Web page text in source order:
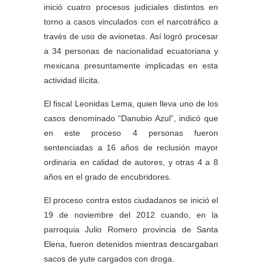
inició cuatro procesos judiciales distintos en
torno a casos vinculados con el narcotráfico a
través de uso de avionetas. Así logró procesar
a 34 personas de nacionalidad ecuatoriana y
mexicana presuntamente implicadas en esta
actividad ilícita.
El fiscal Leonidas Lema, quien lleva uno de los
casos denominado “Danubio Azul”, indicó que
en este proceso 4 personas fueron
sentenciadas a 16 años de reclusión mayor
ordinaria en calidad de autores, y otras 4 a 8
años en el grado de encubridores.
El proceso contra estos ciudadanos se inició el
19 de noviembre del 2012 cuando, en la
parroquia Julio Romero provincia de Santa
Elena, fueron detenidos mientras descargaban
sacos de yute cargados con droga.